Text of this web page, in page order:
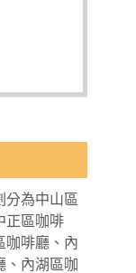
分為中山區
正區咖啡
咖啡廳、內
、內湖區咖